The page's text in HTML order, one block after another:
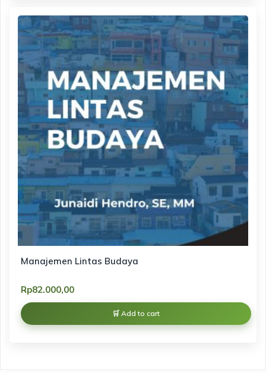
Manajemen Lintas Budaya
Rp82.000,00
Add to cart